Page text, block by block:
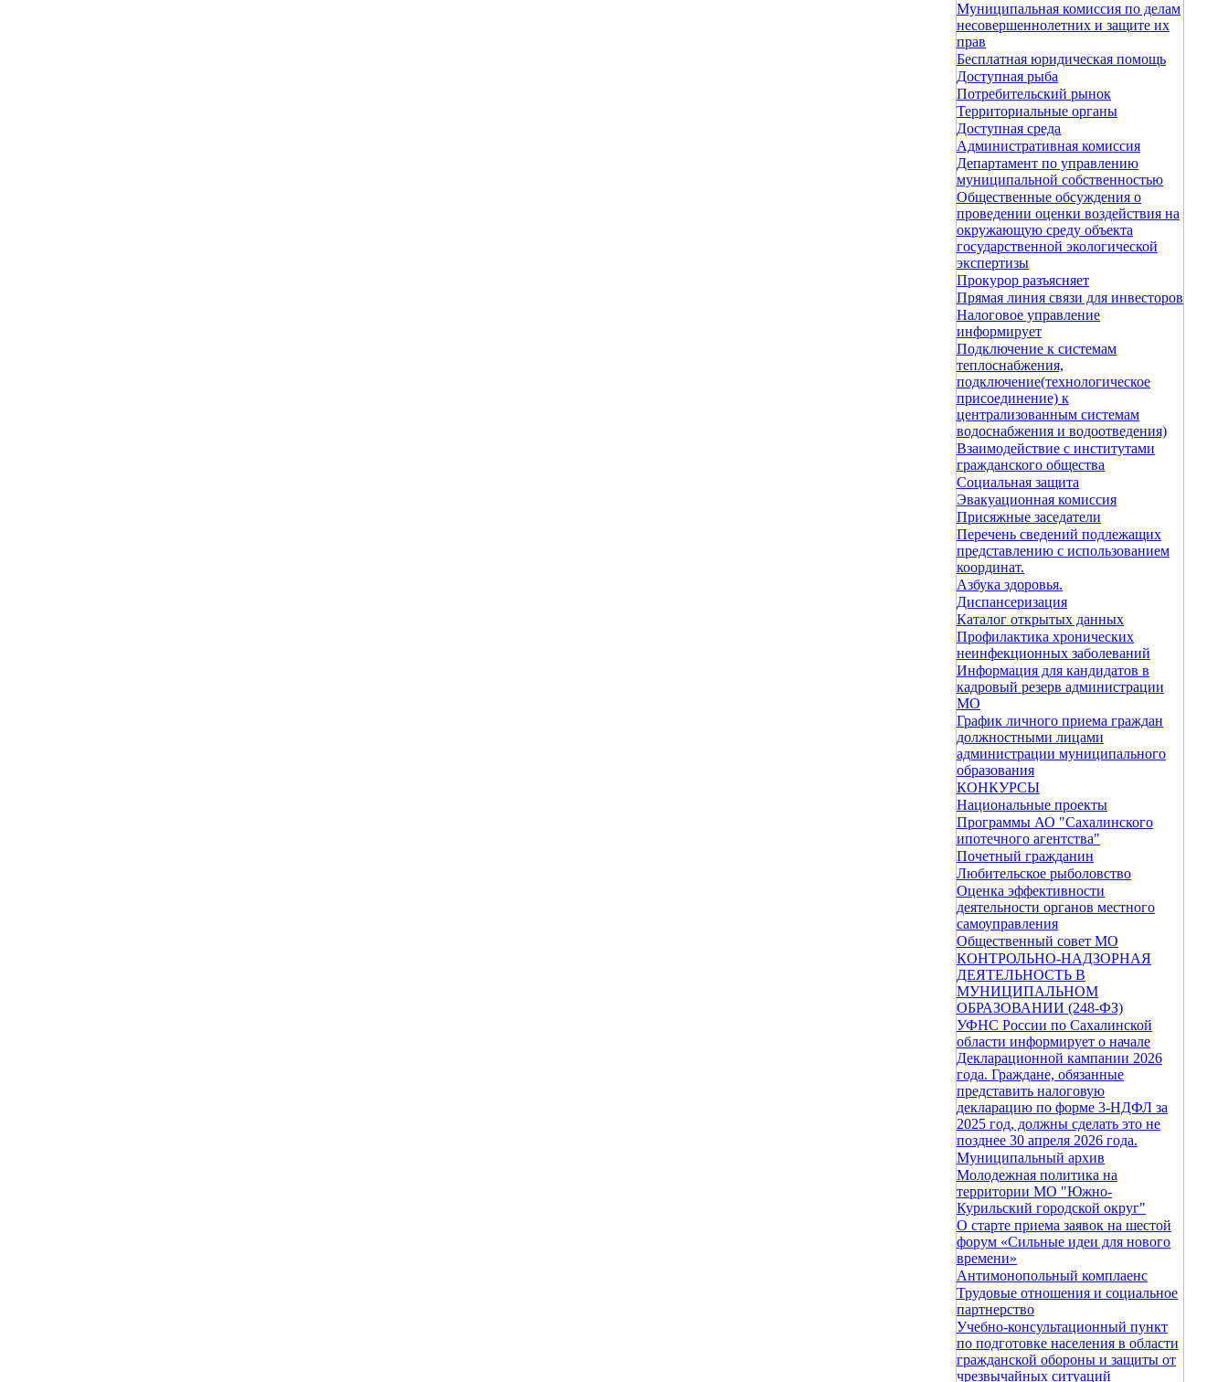
Муниципальная комиссия по делам
несовершеннолетних и защите их
прав
Бесплатная юридическая помощь
Доступная рыба
Потребительский рынок
Территориальные органы
Доступная среда
Административная комиссия
Департамент по управлению
муниципальной собственностью
Общественные обсуждения о
проведении оценки воздействия на
окружающую среду объекта
государственной экологической
экспертизы
Прокурор разъясняет
Прямая линия связи для инвесторов
Налоговое управление
информирует
Подключение к системам
теплоснабжения,
подключение(технологическое
присоединение) к
централизованным системам
водоснабжения и водоотведения)
Взаимодействие с институтами
гражданского общества
Социальная защита
Эвакуационная комиссия
Присяжные заседатели
Перечень сведений подлежащих
представлению с использованием
координат.
Азбука здоровья.
Диспансеризация
Каталог открытых данных
Профилактика хронических
неинфекционных заболеваний
Информация для кандидатов в
кадровый резерв администрации
МО
График личного приема граждан
должностными лицами
администрации муниципального
образования
КОНКУРСЫ
Национальные проекты
Программы АО "Сахалинского
ипотечного агентства"
Почетный гражданин
Любительское рыболовство
Оценка эффективности
деятельности органов местного
самоуправления
Общественный совет МО
КОНТРОЛЬНО-НАДЗОРНАЯ
ДЕЯТЕЛЬНОСТЬ В
МУНИЦИПАЛЬНОМ
ОБРАЗОВАНИИ (248-ФЗ)
УФНС России по Сахалинской
области информирует о начале
Декларационной кампании 2026
года. Граждане, обязанные
представить налоговую
декларацию по форме 3-НДФЛ за
2025 год, должны сделать это не
позднее 30 апреля 2026 года.
Муниципальный архив
Молодежная политика на
территории МО "Южно-
Курильский городской округ"
О старте приема заявок на шестой
форум «Сильные идеи для нового
времени»
Антимонопольный комплаенс
Трудовые отношения и социальное
партнерство
Учебно-консультационный пункт
по подготовке населения в области
гражданской обороны и защиты от
чрезвычайных ситуаций